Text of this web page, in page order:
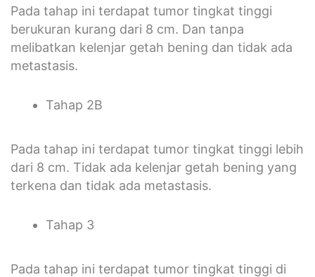
Pada tahap ini terdapat tumor tingkat tinggi
berukuran kurang dari 8 cm. Dan tanpa
melibatkan kelenjar getah bening dan tidak ada
metastasis.
Tahap 2B
Pada tahap ini terdapat tumor tingkat tinggi lebih
dari 8 cm. Tidak ada kelenjar getah bening yang
terkena dan tidak ada metastasis.
Tahap 3
Pada tahap ini terdapat tumor tingkat tinggi di